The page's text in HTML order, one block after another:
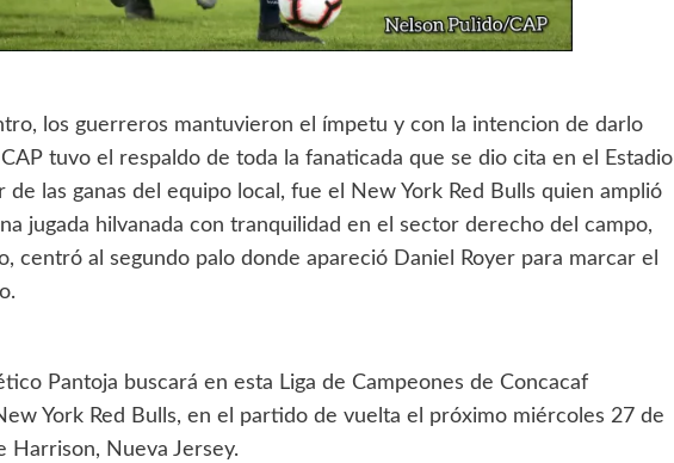
los guerreros mantuvieron el ímpetu y con la intencion de darlo
tuvo el respaldo de toda la fanaticada que se dio cita en el Estadio
de las ganas del equipo local, fue el New York Red Bulls quien amplió
jugada hilvanada con tranquilidad en el sector derecho del campo,
centró al segundo palo donde apareció Daniel Royer para marcar el
Pantoja buscará en esta Liga de Campeones de Concacaf
York Red Bulls, en el partido de vuelta el próximo miércoles 27 de
Harrison, Nueva Jersey.